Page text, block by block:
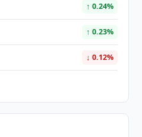
↑ 0.24%
↑ 0.23%
↓ 0.12%